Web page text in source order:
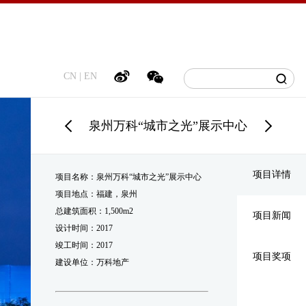
CN EN
泉州万科“城市之光”展示中心
项目名称：泉州万科“城市之光”展示中心
项目地点：福建，泉州
总建筑面积：1,500m2
设计时间：2017
竣工时间：2017
建设单位：万科地产
项目详情
项目新闻
项目奖项